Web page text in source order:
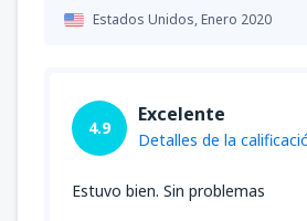
Estados Unidos,Enero 2020
4.9
Excelente
Detalles de la
Estuvo bien. Sin problemas